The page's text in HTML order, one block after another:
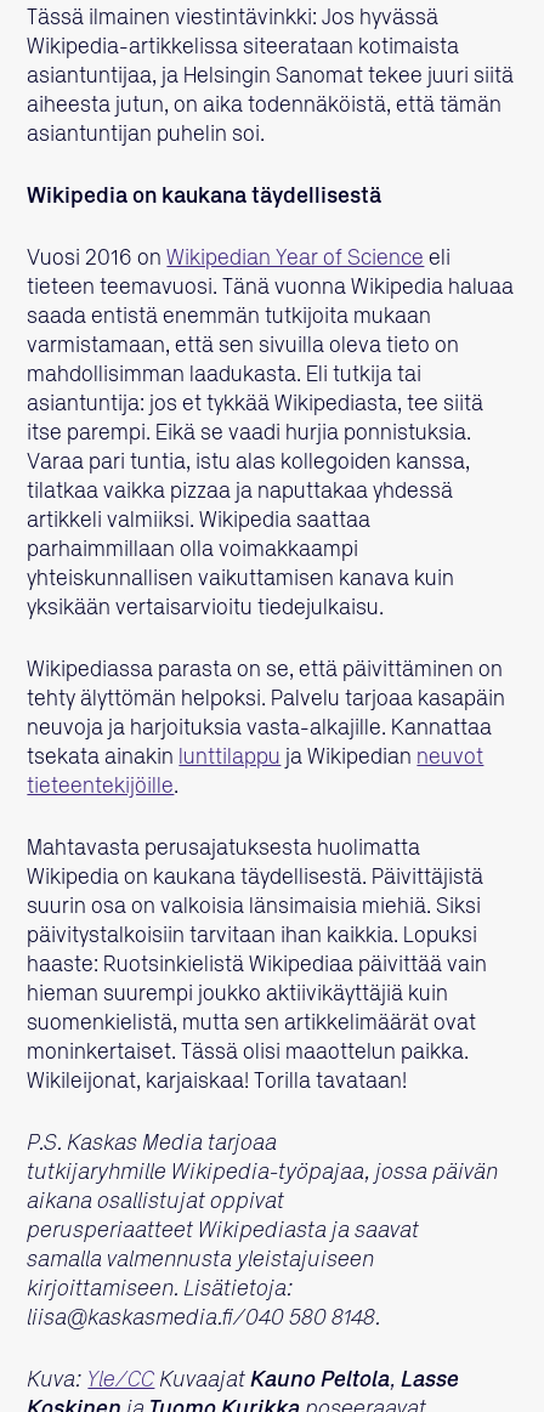
Tässä ilmainen viestintävinkki: Jos hyvässä
Wikipedia-artikkelissa siteerataan kotimaista
asiantuntijaa, ja Helsingin Sanomat tekee juuri siitä
aiheesta jutun, on aika todennäköistä, että tämän
asiantuntijan puhelin soi.
Wikipedia on kaukana täydellisestä
Vuosi 2016 onWikipedian Year of Science eli
tieteen teemavuosi. Tänä vuonna Wikipedia haluaa
saada entistä enemmän tutkijoita mukaan
varmistamaan, että sen sivuilla oleva tieto on
mahdollisimman laadukasta. Eli tutkija tai
asiantuntija: jos et tykkää Wikipediasta, tee siitä
itse parempi. Eikä se vaadi hurjia ponnistuksia.
Varaa pari tuntia, istu alas kollegoiden kanssa,
tilatkaa vaikka pizzaa ja naputtakaa yhdessä
artikkeli valmiiksi. Wikipedia saattaa
parhaimmillaan olla voimakkaampi
yhteiskunnallisen vaikuttamisen kanava kuin
yksikään vertaisarvioitu tiedejulkaisu.
Wikipediassa parasta on se, että päivittäminen on
tehty älyttömän helpoksi. Palvelu tarjoaa kasapäin
neuvoja ja harjoituksia vasta-alkajille. Kannattaa
tsekata ainakin lunttilappu ja Wikipedian neuvot
tieteentekijöille.
Mahtavasta perusajatuksesta huolimatta
Wikipedia on kaukana täydellisestä. Päivittäjistä
suurin osa on valkoisia länsimaisia miehiä. Siksi
päivitystalkoisiin tarvitaan ihan kaikkia. Lopuksi
haaste: Ruotsinkielistä Wikipediaa päivittää vain
hieman suurempi joukko aktiivikäyttäjiä kuin
suomenkielistä, mutta sen artikkelimäärät ovat
moninkertaiset. Tässä olisi maaottelun paikka.
Wikileijonat, karjaiskaa! Torilla tavataan!
P.S. Kaskas Media tarjoaa
tutkijaryhmille Wikipedia-työpajaa, jossa päivän
aikana osallistujat oppivat
perusperiaatteet Wikipediasta ja saavat
samalla valmennusta yleistajuiseen
kirjoittamiseen. Lisätietoja:
liisa@kaskasmedia.fi/040 580 8148.
Kuva: Yle/CC KuvaajatKauno Peltola,Lasse